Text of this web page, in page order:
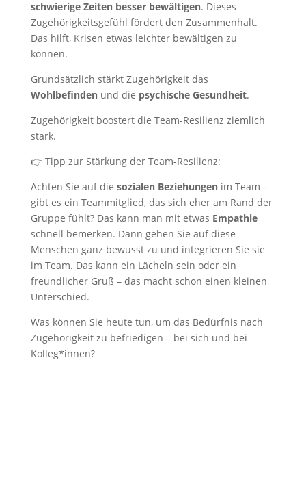
schwierige Zeiten besser bewältigen. Dieses
Zugehörigkeitsgefühl fördert den Zusammenhalt.
Das hilft, Krisen etwas leichter bewältigen zu
können.
Grundsätzlich stärkt Zugehörigkeit das
Wohlbefindenund die psychische Gesundheit.
Zugehörigkeit boostert die Team-Resilienz ziemlich
stark.
👉 Tipp zur Stärkung der Team-Resilienz:
Achten Sie auf die sozialen Beziehungenim Team –
gibt es ein Teammitglied, das sich eher am Rand der
Gruppe fühlt? Das kann man mit etwas Empathie
schnell bemerken. Dann gehen Sie auf diese
Menschen ganz bewusst zu und integrieren Sie sie
im Team. Das kann ein Lächeln sein oder ein
freundlicher Gruß – das macht schon einen kleinen
Unterschied.
Was können Sie heute tun, um das Bedürfnis nach
Zugehörigkeit zu befriedigen – bei sich und bei
Kolleg*innen?